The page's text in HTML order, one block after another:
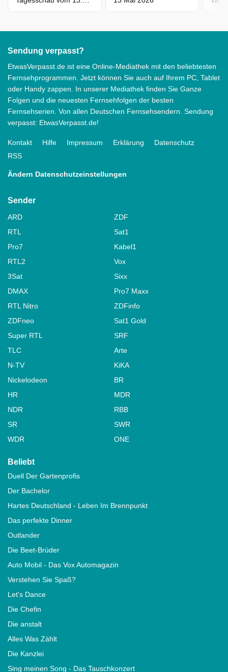
Sendung verpasst?
EtwasVerpasst.de ist eine Online-Mediathek mit den beliebtesten
Fernsehprogrammen. Jetzt können Sie auch auf Ihrem PC, Tablet
oder Handy zappen. In unserer Mediathek finden Sie Ganze
Folgen und die neuesten Fernsehfolgen der besten
Fernsehserien. Von allen Deutschen Fernsehsendern. Sendung
verpasst: EtwasVerpasst.de!
Kontakt Hilfe Impressum Erklärung
Datenschutz
RSS
Ändern Datenschutzeinstellungen
Sender
ARD
ZDF
RTL
Sat1
Pro7
Kabel1
RTL2
Vox
3Sat
Sixx
DMAX
Pro7 Maxx
RTL Nitro
ZDFinfo
ZDFneo
Sat1 Gold
Super RTL
SRF
TLC
Arte
N-TV
KiKA
Nickelodeon
BR
HR
MDR
NDR
RBB
SR
SWR
WDR
ONE
Beliebt
Duell Der Gartenprofis
Der Bachelor
Hartes Deutschland - Leben Im Brennpunkt
Das perfekte Dinner
Outlander
Die Beet-Brüder
Auto Mobil - Das Vox Automagazin
Verstehen Sie Spaß?
Let's Dance
Die Chefin
Die anstalt
Alles Was Zählt
Die Kanzlei
Sing meinen Song - Das Tauschkonzert